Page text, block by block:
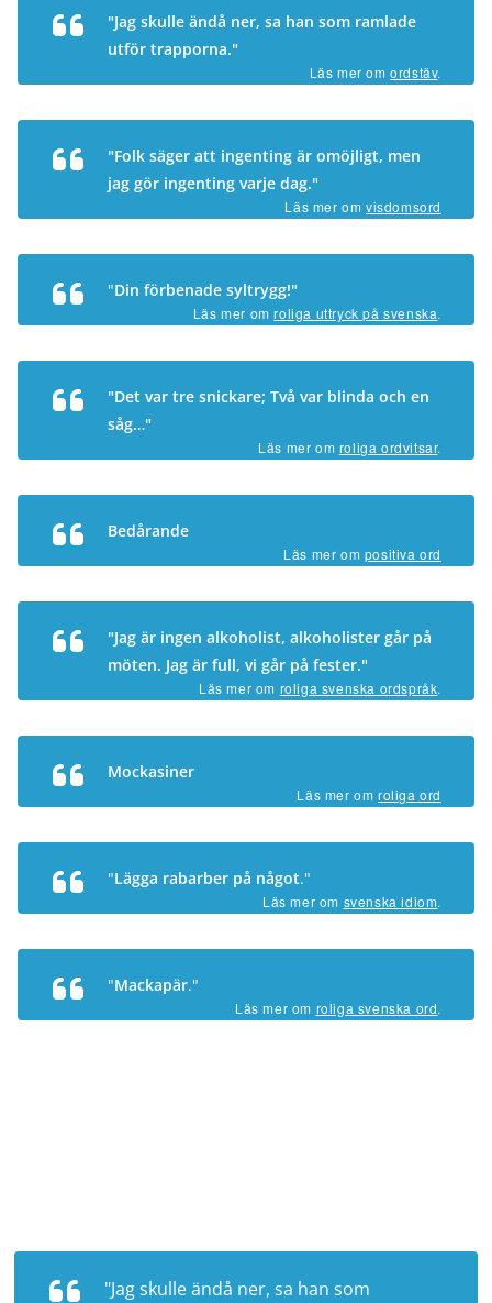
"Jag skulle ändå ner, sa han som ramlade
utför trapporna."
Läs mer omordstäv.
"Folk säger att ingenting är omöjligt, men
jag gör ingenting varje dag."
Läs mer om visdomsord
"Din förbenade syltrygg!"
Läs mer omroliga uttryck på svenska.
"Det var tre snickare; Två var blinda och en
såg…"
Läs mer om roliga ordvitsar.
Bedårande
Läs mer om positiva ord
"Jag är ingen alkoholist, alkoholister går på
möten. Jag är full, vi går på fester."
Läs mer om roliga svenska ordspråk.
Mockasiner
Läs mer om roliga ord
"Lägga rabarber på något."
Läs mer om svenska idiom.
"Mackapär."
Läs mer om roliga svenska ord.
"Jag skulle ändå ner, sa han som